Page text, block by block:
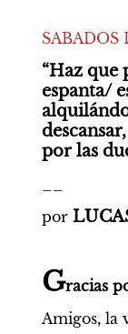
SABADOS
“Haz que
espanta/
por las
por
Gracias
Amigos, la